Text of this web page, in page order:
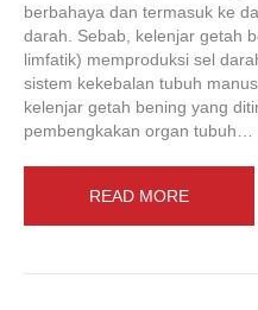
berbahaya dan termasuk ke
darah. Sebab, kelenjar getah
limfatik) memproduksi sel
sistem kekebalan tubuh
kelenjar getah bening yang
pembengkakan organ tubuh…
READ MORE